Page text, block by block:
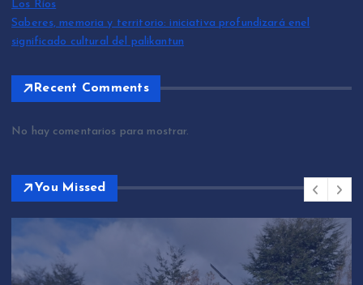
Los Ríos
Saberes, memoria y territorio: iniciativa profundizará enel
significado cultural del palikantun
Recent Comments
No hay comentarios para mostrar.
You Missed